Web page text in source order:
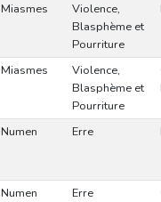
Miasmes
Violence,
Blasphème et
Pourriture
Miasmes
Violence,
Blasphème et
Pourriture
Numen Erre
Numen Erre